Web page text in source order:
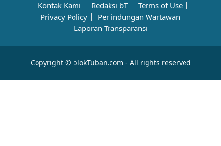
Kontak Kami
Redaksi bT
Terms of Use
Privacy Policy
Perlindungan Wartawan
Laporan Transparansi
Copyright © blokTuban.com - All rights reserved